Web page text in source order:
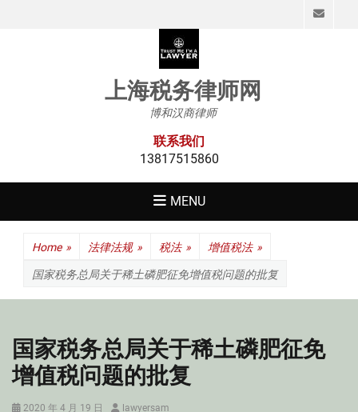
上海税务律师网
博和汉商律师
联系我们
13817515860
MENU
Home » 法律法规 » 税法 » 增值税法 »
国家税务总局关于稀土磷肥征免增值税问题的批复
国家税务总局关于稀土磷肥征免
增值税问题的批复
Posted
2020 年 4 月 19 日 Authorlawyersam